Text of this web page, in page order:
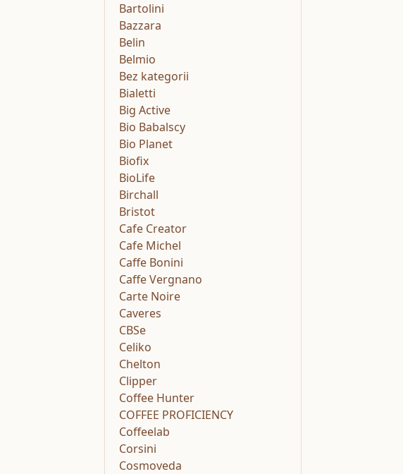
Bartolini
Bazzara
Belin
Belmio
Bez kategorii
Bialetti
Big Active
Bio Babalscy
Bio Planet
Biofix
BioLife
Birchall
Bristot
Cafe Creator
Cafe Michel
Caffe Bonini
Caffe Vergnano
Carte Noire
Caveres
CBSe
Celiko
Chelton
Clipper
Coffee Hunter
COFFEE PROFICIENCY
Coffeelab
Corsini
Cosmoveda